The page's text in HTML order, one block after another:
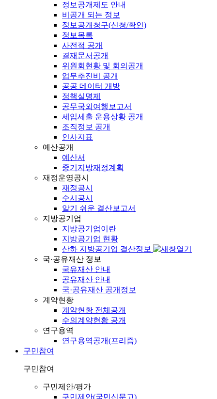
정보공개제도 안내
비공개 되는 정보
정보공개청구(신청/확인)
정보목록
사전적 공개
결재문서공개
위원회현황 및 회의공개
업무추진비 공개
공공 데이터 개방
정책실명제
공무국외여행보고서
세입세출 운용상황 공개
조직정보 공개
인사지표
예산공개
예산서
중기지방재정계획
재정운영공시
재정공시
수시공시
알기 쉬운 결산보고서
지방공기업
지방공기업이란
지방공기업 현황
산하 지방공기업 결산정보
국·공유재산 정보
국유재산 안내
공유재산 안내
국·공유재산 공개정보
계약현황
계약현황 전체공개
수의계약현황 공개
연구용역
연구용역공개(프리즘)
구민참여
구민참여
구민제안/평가
구민제안(국민신문고)